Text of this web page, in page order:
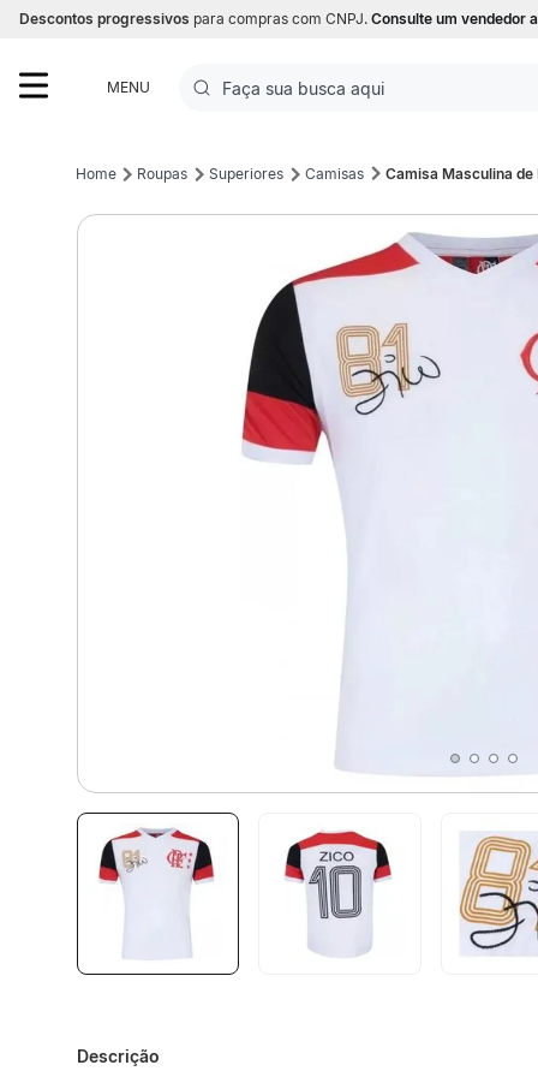
Descontos progressivos para compras com CNPJ. Consulte um vendedor
MENU
Faça sua busca aqui
1ºFutebol
Corrida
Volei
Futebol Campo
Roupas Superiores Camisas Camisa Masculina de
Descrição